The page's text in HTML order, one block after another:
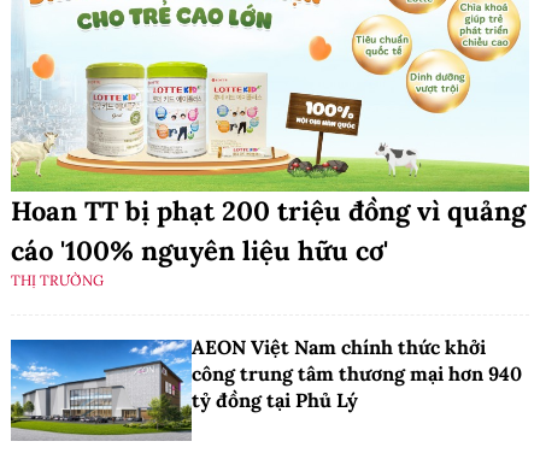
Hoan TT bị phạt 200 triệu đồng vì quảng
cáo '100% nguyên liệu hữu cơ'
THỊ TRƯỜNG
AEON Việt Nam chính thức khởi
công trung tâm thương mại hơn 940
tỷ đồng tại Phủ Lý